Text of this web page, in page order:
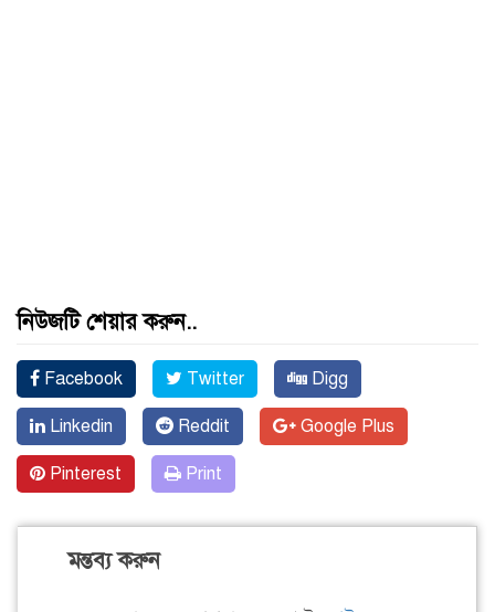
নিউজটি শেয়ার করুন..
Facebook Twitter Digg
Linkedin Reddit Google Plus
Pinterest Print
মন্তব্য করুন